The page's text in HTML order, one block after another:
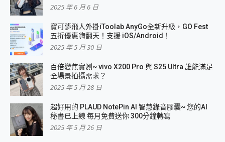
2025 年 6 月 6 日
寶可夢飛人外掛iToolab AnyGo全新升級，GO Fest
五折優惠嗨翻天！支援 iOS/Android！
2025 年 5 月 30 日
百倍變焦實測~ vivo X200 Pro 與 S25 Ultra 誰能滿足
全場景拍攝需求？
2025 年 5 月 28 日
超好用的 PLAUD NotePin AI 智慧錄音膠囊~ 您的AI
秘書已上線 每月免費送你 300分鐘轉寫
2025 年 5 月 26 日